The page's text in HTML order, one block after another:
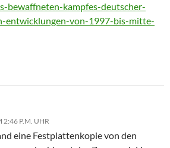
bewaffneten-kampfes-deutscher-
entwicklungen-von-1997-bis-mitte-
2:46 P.M. UHR
eine Festplattenkopie von den